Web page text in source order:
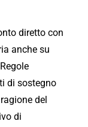
diretto con
anche su
di sostegno
del
di